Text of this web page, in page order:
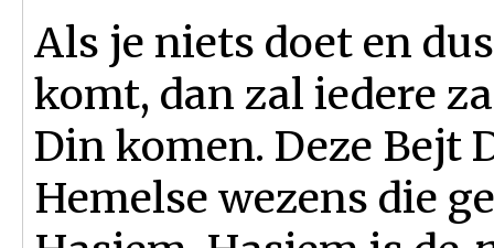
Als je niets doet en
komt, dan zal iedere
Din komen. Deze Bejt
Hemelse wezens die